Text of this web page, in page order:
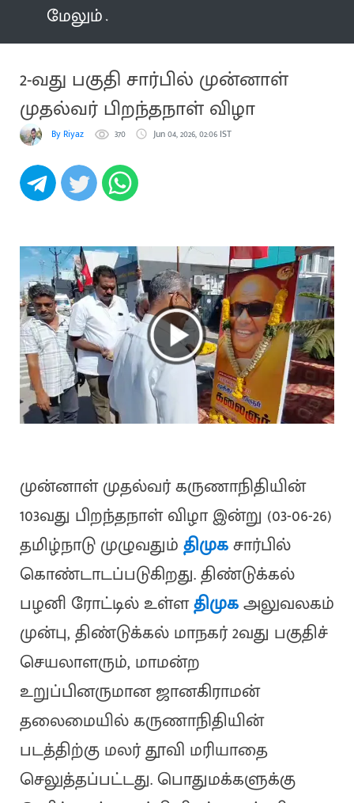
மேலும்
2-வது பகுதி சார்பில் முன்னாள்
முதல்வர் பிறந்தநாள் விழா
By Riyaz 370 Jun 04, 2026, 02:06 IST
முன்னாள் முதல்வர் கருணாநிதியின்
103வது பிறந்தநாள் விழா இன்று (03-06-26)
தமிழ்நாடு முழுவதும்திமுகசார்பில்
கொண்டாடப்படுகிறது. திண்டுக்கல்
பழனி ரோட்டில் உள்ளதிமுகஅலுவலகம்
முன்பு, திண்டுக்கல் மாநகர் 2வது பகுதிச்
செயலாளரும், மாமன்ற
உறுப்பினருமான ஜானகிராமன்
தலைமையில் கருணாநிதியின்
படத்திற்கு மலர் தூவி மரியாதை
செலுத்தப்பட்டது. பொதுமக்களுக்கு